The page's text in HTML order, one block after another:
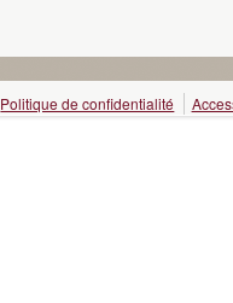
Politique de confidentialité